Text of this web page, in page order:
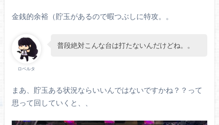
金銭的余裕（貯玉があるので暇つぶしに特攻。。
ロベルタ
普段絶対こんな台は打たないんだけどね。。
まあ、貯玉ある状況ならいいんではないですかね？？って
思って回していくと、、